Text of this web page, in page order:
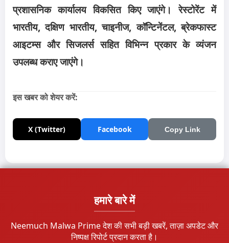
प्रशासनिक कार्यालय विकसित किए जाएंगे। रेस्टोरेंट में
भारतीय, दक्षिण भारतीय, चाइनीज, कॉन्टिनेंटल, ब्रेकफास्ट
आइटम्स और सिजलर्स सहित विभिन्न प्रकार के व्यंजन
उपलब्ध कराए जाएंगे।
इस खबर को शेयर करें:
X (Twitter) Facebook Copy Link
हमारे बारे में
Neemuch Malwa Prime देश की सभी बड़ी खबरें, ताज़ा अपडेट और
निष्पक्ष रिपोर्ट प्रदान करता है।